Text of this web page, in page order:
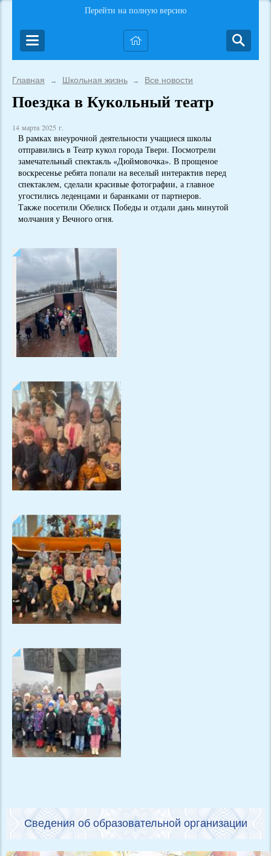
Перейти на полную версию
Главная → Школьная жизнь → Все новости
Поездка в Кукольный театр
14 марта 2025 г.
В рамках внеурочной деятельности учащиеся школы
отправились в Театр кукол города Твери. Посмотрели
замечательный спектакль «Дюймовочка». В прощеное
воскресенье ребята попали на веселый интерактив перед
спектаклем, сделали красивые фотографии, а главное
угостились леденцами и баранками от партнеров.
Также посетили Обелиск Победы и отдали дань минутой
молчания у Вечного огня.
Сведения об образовательной организации